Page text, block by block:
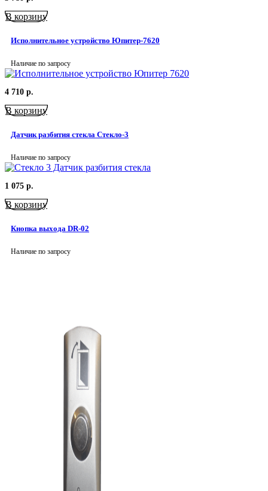
В корзину
Исполнительное устройство Юпитер-7620
Наличие по запросу
4 710 р.
В корзину
Датчик разбития стекла Стекло-3
Наличие по запросу
1 075 р.
В корзину
Кнопка выхода DR-02
Наличие по запросу